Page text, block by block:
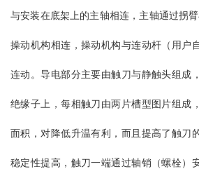
与安装在底架上的主轴相连，主轴通过拐
操动机构相连，操动机构与连动杆（用户
连动。导电部分主要由触刀与静触头组成
绝缘子上，每相触刀由两片槽型图片组成
面积，对降低升温有利，而且提高了触刀
稳定性提高，触刀一端通过轴销（螺栓）